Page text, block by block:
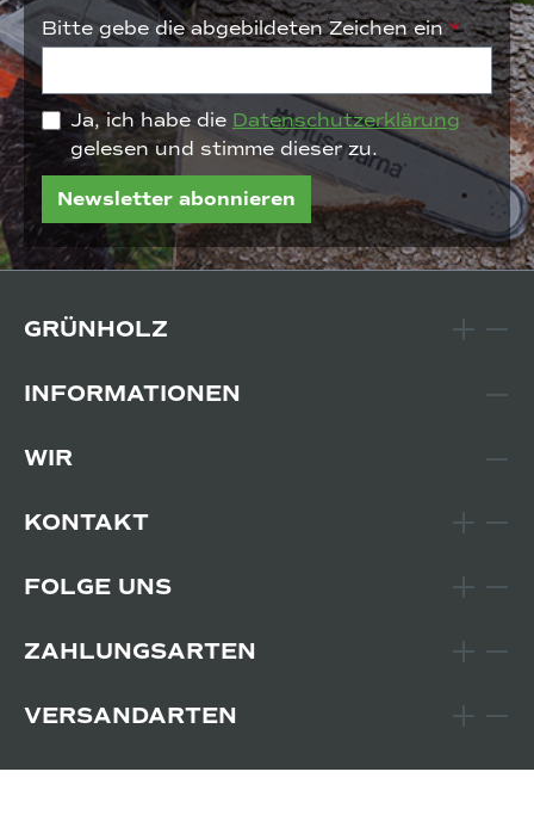
Bitte gebe die abgebildeten Zeichen ein*
Ja, ich habe die Datenschutzerklärung
gelesen und stimme dieser zu.
Newsletter abonnieren
GRÜNHOLZ
INFORMATIONEN
WIR
KONTAKT
FOLGE UNS
ZAHLUNGSARTEN
VERSANDARTEN